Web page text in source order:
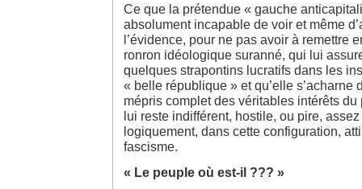
Ce que la prétendue « gauche
absolument incapable de voir et même
l’évidence, pour ne pas avoir à remettre
ronron idéologique suranné, qui lui
quelques strapontins lucratifs dans les
« belle république » et qu’elle s’acharne
mépris complet des véritables intérêts
lui reste indifférent, hostile, ou pire,
logiquement, dans cette configuration,
fascisme.
« Le peuple où est-il ??? »